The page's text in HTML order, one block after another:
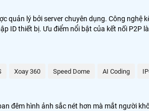
lý bởi server chuyên dụng. Công
ID thiết bị. Ưu điểm nổi bật của kết nối
Xoay 360 Speed Dome AI Coding
đêm hình ảnh sắc nét hơn mà mắt người